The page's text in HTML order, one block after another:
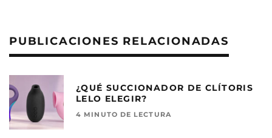
PUBLICACIONES RELACIONADAS
¿QUÉ SUCCIONADOR DE CLÍTORIS
LELO ELEGIR?
4 MINUTO DE LECTURA